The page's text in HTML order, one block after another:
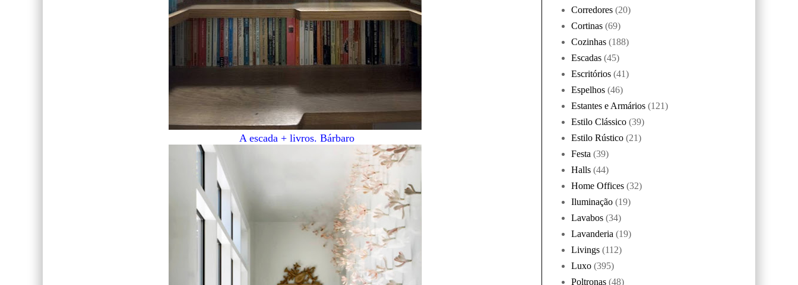
A escada + livros. Bárbaro
Corredores (20)
Cortinas (69)
Cozinhas (188)
Escadas (45)
Escritórios (41)
Espelhos (46)
Estantes e Armários (121)
Estilo Clássico (39)
Estilo Rústico (21)
Festa (39)
Halls (44)
Home Offices (32)
Iluminação (19)
Lavabos (34)
Lavanderia (19)
Livings (112)
Luxo (395)
Poltronas (48)